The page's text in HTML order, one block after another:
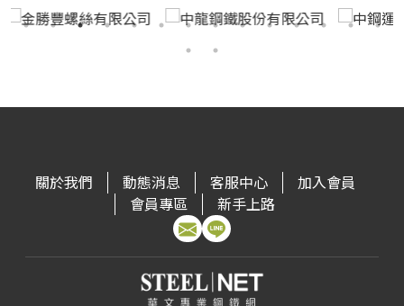
關於我們 動態消息 客服中心
加入會員
會員專區
新手上路